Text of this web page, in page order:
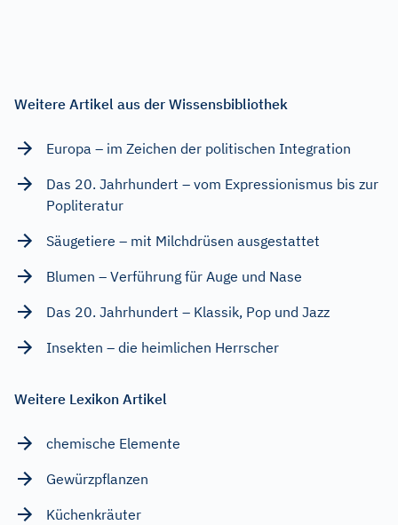
Weitere Artikel aus der Wissensbibliothek
Europa – im Zeichen der politischen Integration
Das 20. Jahrhundert – vom Expressionismus bis zur
Popliteratur
Säugetiere – mit Milchdrüsen ausgestattet
Blumen – Verführung für Auge und Nase
Das 20. Jahrhundert – Klassik, Pop und Jazz
Insekten – die heimlichen Herrscher
Weitere Lexikon Artikel
chemische Elemente
Gewürzpflanzen
Küchenkräuter